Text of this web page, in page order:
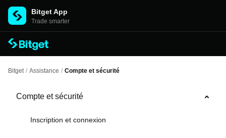
Bitget App
Trade smarter
Bitget / Assistance / Compte et sécurité
Compte et sécurité
Inscription et connexion